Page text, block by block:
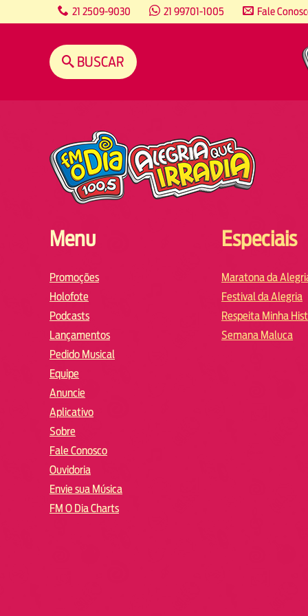
21 2509-9030 21 99701-1005 Fale
BUSCAR
Menu
Promoções
Holofote
Podcasts
Lançamentos
Pedido Musical
Equipe
Anuncie
Aplicativo
Sobre
Fale Conosco
Ouvidoria
Envie sua Música
FM O Dia Charts
Especiais
Maratona da
Festival da Alegria
Respeita Minha
Semana Maluca